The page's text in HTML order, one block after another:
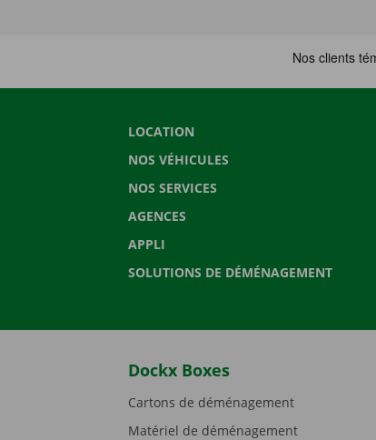
LOCATION
NOS VÉHICULES
NOS SERVICES
AGENCES
APPLI
SOLUTIONS DE DÉMÉNAGEMENT
Dockx Boxes
Cartons de déménagement
Matériel de déménagement